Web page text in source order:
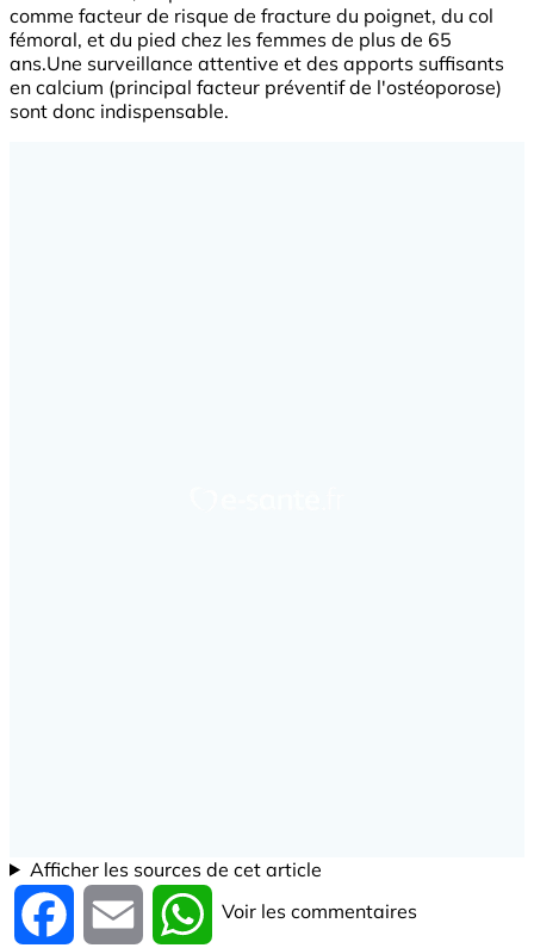
comme facteur de risque de fracture du poignet, du col
fémoral, et du pied chez les femmes de plus de 65
ans.Une surveillance attentive et des apports suffisants
en calcium (principal facteur préventif de l'ostéoporose)
sont donc indispensable.
Afficher les sources de cet article
Facebook Email WhatsApp
Voir les commentaires